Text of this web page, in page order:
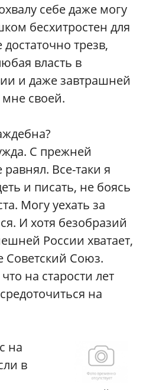
себе даже могу
бесхитростен для
трезв,
власть в
и даже завтрашней
мне своей.
С прежней
Все-таки я
и писать, не боясь
Могу уехать за
И хотя безобразий
России хватает,
Советский Союз.
на старости лет
на
на
в